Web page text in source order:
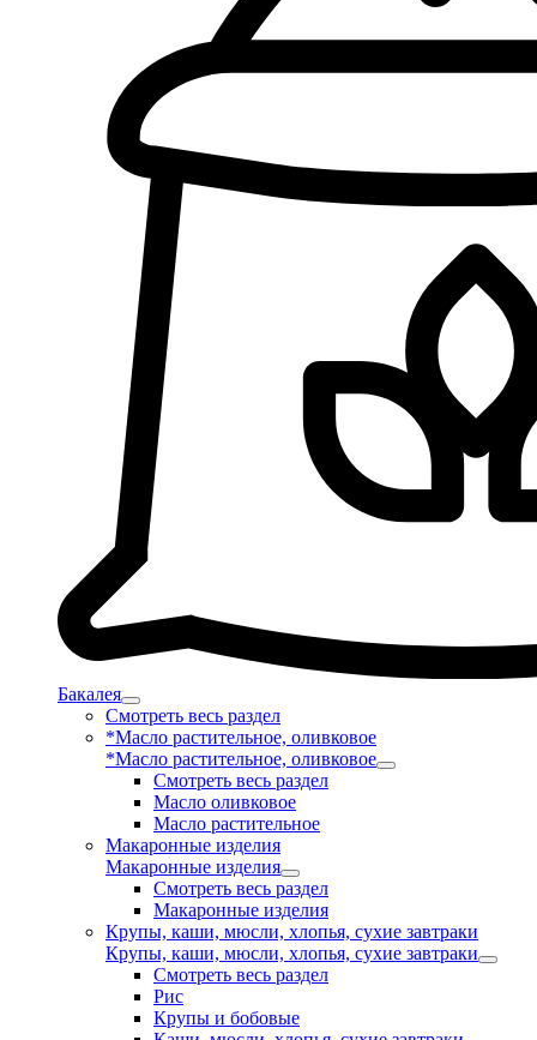
Бакалея
Смотреть весь раздел
*Масло растительное, оливковое
*Масло растительное, оливковое
Смотреть весь раздел
Масло оливковое
Масло растительное
Макаронные изделия
Макаронные изделия
Смотреть весь раздел
Макаронные изделия
Крупы, каши, мюсли, хлопья, сухие завтраки
Крупы, каши, мюсли, хлопья, сухие завтраки
Смотреть весь раздел
Рис
Крупы и бобовые